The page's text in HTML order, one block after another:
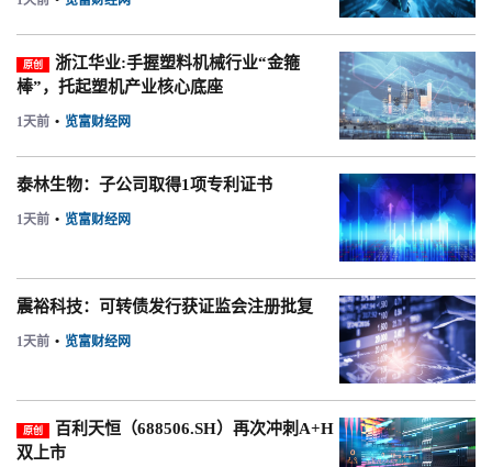
原创
浙江华业:手握塑料机械行业“金箍
棒”，托起塑机产业核心底座
1天前 • 览富财经网
泰林生物：子公司取得1项专利证书
1天前 • 览富财经网
震裕科技：可转债发行获证监会注册批复
1天前 • 览富财经网
原创
百利天恒（688506.SH）再次冲刺A+H
双上市